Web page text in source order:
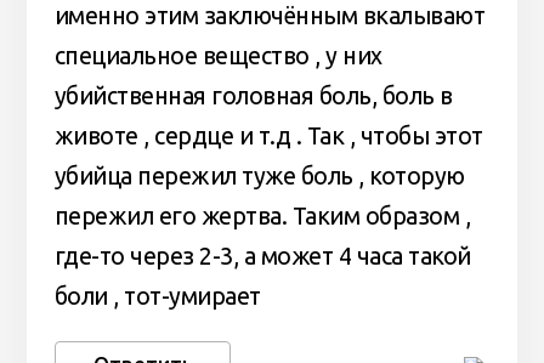
именно этим заключённым вкалывают
специальное вещество , у них
убийственная головная боль, боль в
животе , сердце и т.д . Так , чтобы этот
убийца пережил туже боль , которую
пережил его жертва. Таким образом ,
где-то через 2-3, а может 4 часа такой
боли , тот-умирает